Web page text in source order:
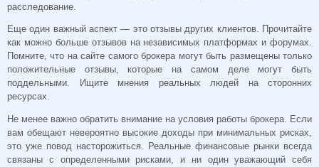
расследование.
Еще один важный аспект — это отзывы других клиентов. Прочитайте
как можно больше отзывов на независимых платформах и форумах.
Помните, что на сайте самого брокера могут быть размещены только
положительные отзывы, которые на самом деле могут быть
поддельными. Ищите мнения реальных людей на сторонних
ресурсах.
Не менее важно обратить внимание на условия работы брокера. Если
вам обещают невероятно высокие доходы при минимальных рисках,
это уже повод насторожиться. Реальные финансовые рынки всегда
связаны с определенными рисками, и ни один уважающий себя